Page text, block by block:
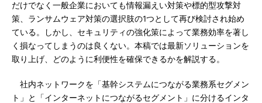
だけでなく一般企業においても情報漏えい対策や標的型攻撃対
策、ランサムウェア対策の選択肢の1つとして再び検討され始め
ている。しかし、セキュリティの強化策によって業務効率を著し
く損なってしまうのは良くない。本稿では最新ソリューションを
取り上げ、どのように利便性を確保できるかを解説する。
社内ネットワークを「基幹システムにつながる業務系セグメン
ト」と「インターネットにつながるセグメント」に分けるインタ